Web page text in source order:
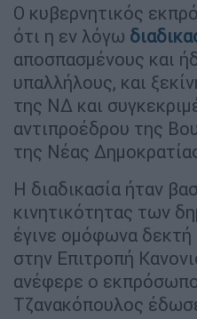
Ο κυβερνητικός
ότι η εν λόγω
αποσπασμένους και
υπαλλήλους, και
της ΝΔ και
αντιπροέδρου της
της Νέας
Η διαδικασία ήταν
κινητικότητας των
έγινε ομόφωνα
στην Επιτροπή
ανέφερε ο
Τζανακόπουλος